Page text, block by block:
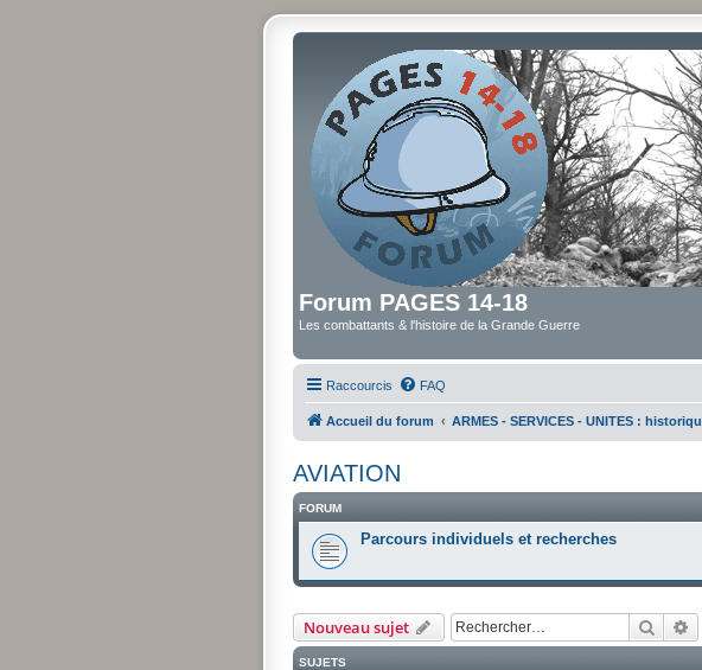
Forum PAGES 14-18
Les combattants & l'histoire de la Grande Guerre
Raccourcis FAQ
Accueil du forum ARMES - SERVICES - UNITES :
AVIATION
FORUM
Parcours individuels et recherches
Nouveau sujet
SUJETS